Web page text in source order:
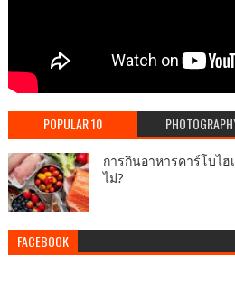
POPULAR 10
การกินอาหารคาร์โบไฮ
ไม่?
FACEBOOK